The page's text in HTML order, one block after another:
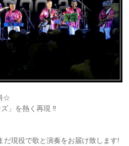
☆
」を熱く再現 ‼
だ現役で歌と演奏をお届け致します!